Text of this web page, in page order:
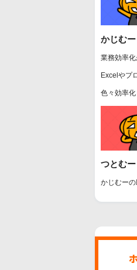
かじむー
業務効率化
Excelやプ
色々効率化
つとむー
かじむーの